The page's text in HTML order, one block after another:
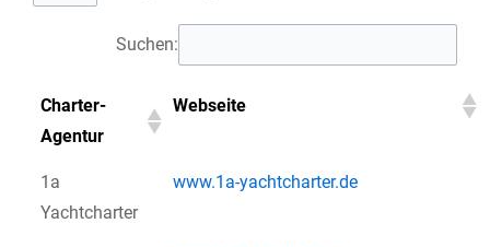
Suchen:
Charter-
Agentur
Webseite
1a
Yachtcharter
www.1a-yachtcharter.de